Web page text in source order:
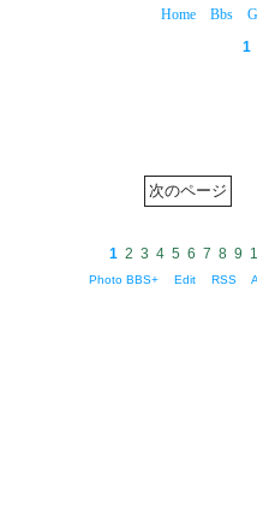
Home Bbs
1
1 2 3 4 5 6 7 8 9
Photo BBS+ Edit RSS